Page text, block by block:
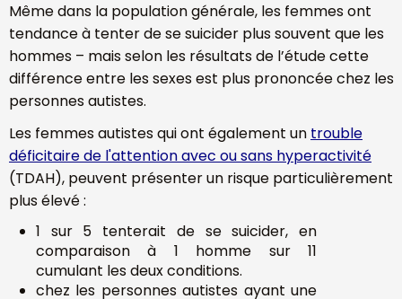
Même dans la population générale, les femmes ont
tendance à tenter de se suicider plus souvent que les
hommes – mais selon les résultats de l’étude cette
différence entre les sexes est plus prononcée chez les
personnes autistes.
Les femmes autistes qui ont également un trouble
déficitaire de l'attention avec ou sans hyperactivité
(TDAH), peuvent présenter un risque particulièrement
plus élevé :
1 sur 5 tenterait de se suicider, en
comparaison à 1 homme sur 11
cumulant les deux conditions.
chez les personnes autistes ayant une